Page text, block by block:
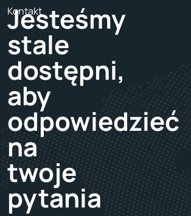
Kontakt
Jesteśmy
stale
dostępni,
aby
odpowiedzieć
na
twoje
pytania